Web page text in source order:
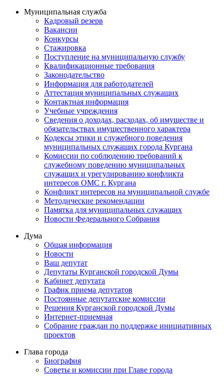
Муниципальная служба
Кадровый резерв
Вакансии
Конкурсы
Стажировка
Поступление на муниципальную службу
Квалификационные требования
Законодательство
Информация для работодателей
Аттестация муниципальных служащих
Контактная информация
Учебные учреждения
Сведения о доходах, расходах, об имуществе и
обязательствах имущественного характера
Кодексы этики и служебного поведения
муниципальных служащих города Кургана
Комиссии по соблюдению требований к
служебному поведению муниципальных
служащих и урегулированию конфликта
интересов ОМС г. Кургана
Конфликт интересов на муниципальной службе
Методические рекомендации
Памятка для муниципальных служащих
Новости Федерального Cобрания
Дума
Общая информация
Новости
Ваш депутат
Депутаты Курганской городской Думы
Кабинет депутата
График приема депутатов
Постоянные депутатские комиссии
Решения Курганской городской Думы
Интернет-приемная
Собрание граждан по поддержке инициативных
проектов
Глава города
Биография
Советы и комиссии при Главе города